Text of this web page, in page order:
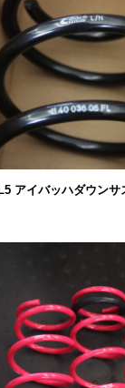
アイバッハダウンサ